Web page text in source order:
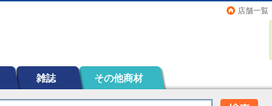
店舗一覧
雑誌 その他商材